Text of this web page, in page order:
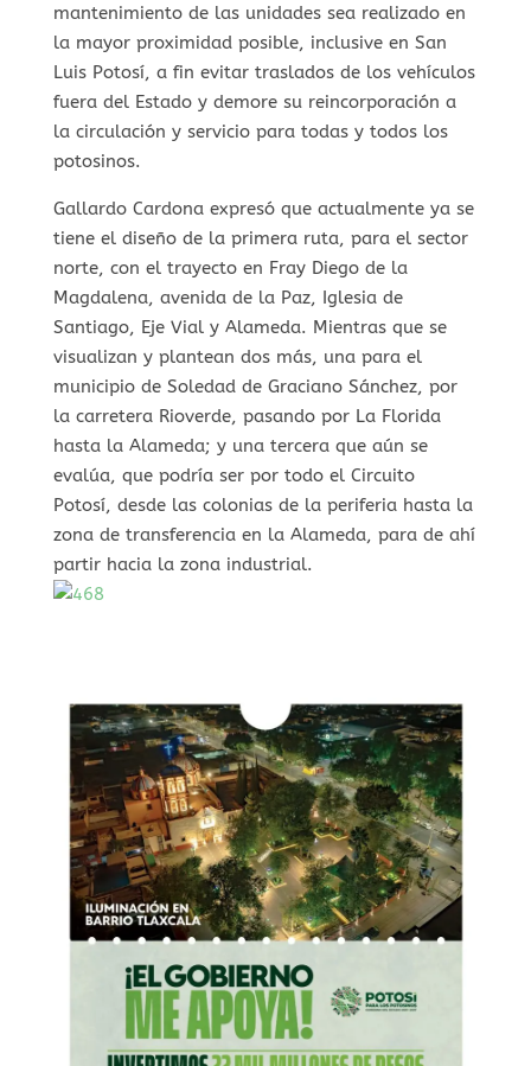
mantenimiento de las unidades sea realizado en
la mayor proximidad posible, inclusive en San
Luis Potosí, a fin evitar traslados de los vehículos
fuera del Estado y demore su reincorporación a
la circulación y servicio para todas y todos los
potosinos.
Gallardo Cardona expresó que actualmente ya se
tiene el diseño de la primera ruta, para el sector
norte, con el trayecto en Fray Diego de la
Magdalena, avenida de la Paz, Iglesia de
Santiago, Eje Vial y Alameda. Mientras que se
visualizan y plantean dos más, una para el
municipio de Soledad de Graciano Sánchez, por
la carretera Rioverde, pasando por La Florida
hasta la Alameda; y una tercera que aún se
evalúa, que podría ser por todo el Circuito
Potosí, desde las colonias de la periferia hasta la
zona de transferencia en la Alameda, para de ahí
partir hacia la zona industrial.